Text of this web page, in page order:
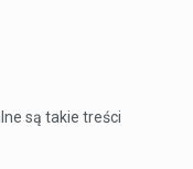
są takie treści